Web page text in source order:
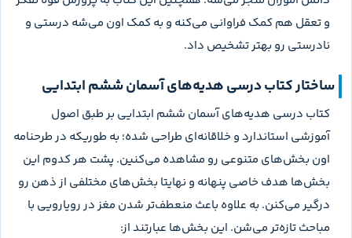
و تعقل هم کمک فراوانی می‌کنه و به کمک اون می‌شه درستی و
نادرستی رو بهتر تشخیص داد.
ساختار کتاب درسی هدیه‌های آسمان ششم ابتدایی
کتاب درسی هدیه‌های آسمان ششم ابتدایی بر طبق اصول
آموزشی استاندارد و خلاقانه‌ای طراحی شده؛ به طوریکه در طرحنامه
اون بخش‌های متنوعی رو مشاهده می‌کنین. پشت هر کدوم این
بخش‌ها هدف خاصی پنهانه و نهایتا بخش‌های مختلفی از ذهن رو
درگیر می‌کنن. به علاوه باعث منعطف‌تر شدن مغز در رویارویی با
مباحث تازه‌تر می‌شن. این بخش‌ها عبارتند از: